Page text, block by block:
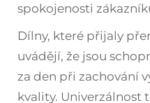
spokojenosti
Dílny, které přijaly
uvádějí, že jsou
za den při zachování
kvality. Univerzálnost